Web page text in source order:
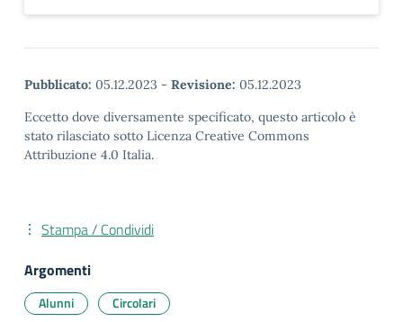
Pubblicato: 05.12.2023 - Revisione: 05.12.2023
Eccetto dove diversamente specificato, questo articolo è
stato rilasciato sotto Licenza Creative Commons
Attribuzione 4.0 Italia.
Stampa / Condividi
Argomenti
Alunni Circolari